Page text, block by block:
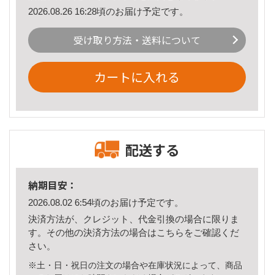
2026.08.26 16:28頃のお届け予定です。
受け取り方法・送料について
カートに入れる
配送する
納期目安：
2026.08.02 6:54頃のお届け予定です。
決済方法が、クレジット、代金引換の場合に限りま
す。その他の決済方法の場合はこちら をご確認くだ
さい。
※土・日・祝日の注文の場合や在庫状況によって、商品